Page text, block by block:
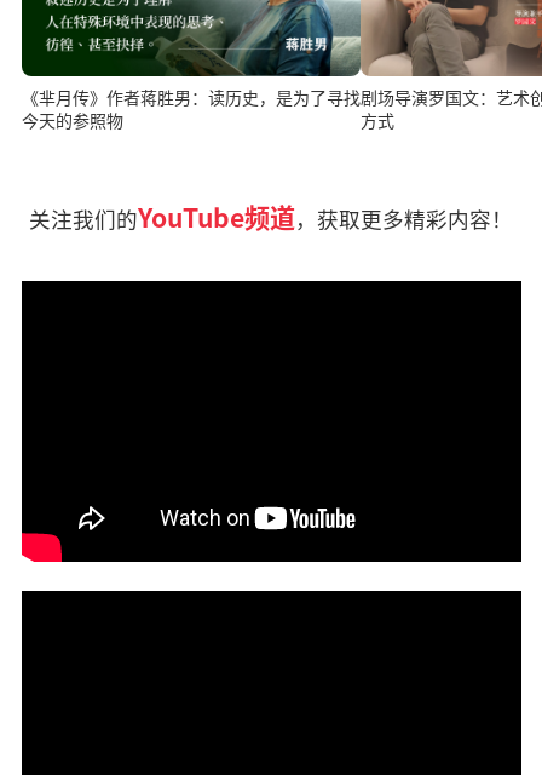
《芈月传》作者蒋胜男：读历史，是为了寻找
今天的参照物
剧场导演罗国文：艺术
方式
关注我们的YouTube频道，获取更多精彩内容！